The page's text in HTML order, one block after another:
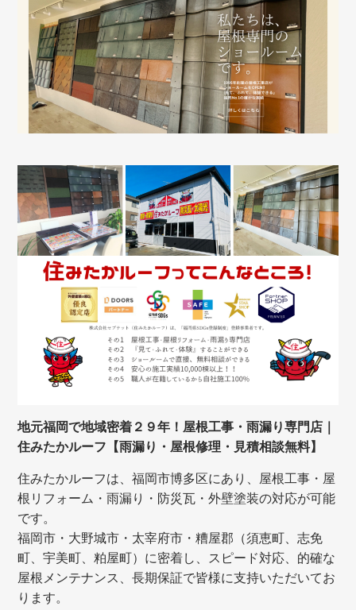
地元福岡で地域密着２９年！屋根工事・雨漏り専門店｜
住みたかルーフ【雨漏り・屋根修理・見積相談無料】
住みたかルーフは、福岡市博多区にあり、屋根工事・屋
根リフォーム・雨漏り・防災瓦・外壁塗装の対応が可能
です。
福岡市・大野城市・太宰府市・糟屋郡（須恵町、志免
町、宇美町、粕屋町）に密着し、スピード対応、的確な
屋根メンテナンス、長期保証で皆様に支持いただいてお
ります。